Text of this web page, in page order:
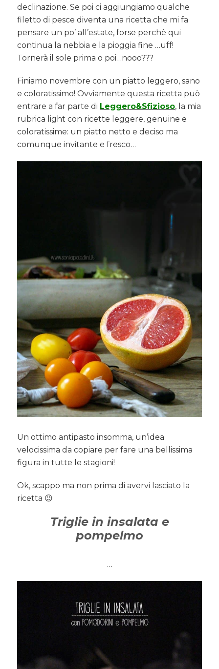
declinazione. Se poi ci aggiungiamo qualche
filetto di pesce diventa una ricetta che mi fa
pensare un po’ all’estate, forse perchè qui
continua la nebbia e la pioggia fine …uff!
Tornerà il sole prima o poi…nooo???
Finiamo novembre con un piatto leggero, sano
e coloratissimo! Ovviamente questa ricetta può
entrare a far parte di Leggero&Sfizioso, la mia
rubrica light con ricette leggere, genuine e
coloratissime: un piatto netto e deciso ma
comunque invitante e fresco…
Un ottimo antipasto insomma, un’idea
velocissima da copiare per fare una bellissima
figura in tutte le stagioni!
Ok, scappo ma non prima di avervi lasciato la
ricetta 😉
Triglie in insalata e
pompelmo
…